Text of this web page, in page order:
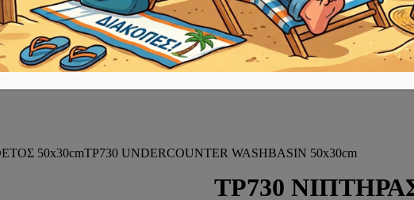
50x30cmTP730 UNDERCOUNTER WASHBASIN 50x30cm
TP730